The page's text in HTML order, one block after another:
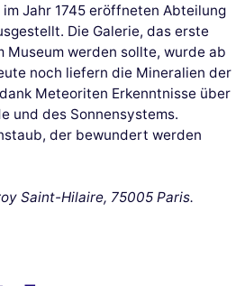
Jahr 1745 eröffneten Abteilung
Die Galerie, das erste
Museum werden sollte, wurde ab
noch liefern die Mineralien der
Meteoriten Erkenntnisse über
und des Sonnensystems.
der bewundert werden
Saint-Hilaire, 75005 Paris.